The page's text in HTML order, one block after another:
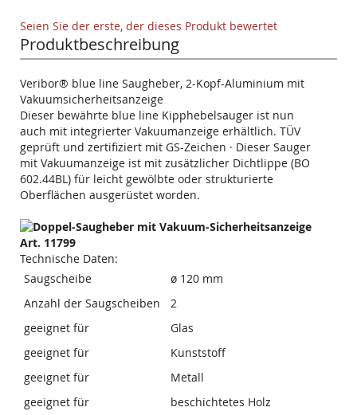
Seien Sie der erste, der dieses Produkt bewertet
Produktbeschreibung
Veribor® blue line Saugheber, 2-Kopf-Aluminium mit
Vakuumsicherheitsanzeige
Dieser bewährte blue line Kipphebelsauger ist nun
auch mit integrierter Vakuumanzeige erhältlich. TÜV
geprüft und zertifiziert mit GS-Zeichen · Dieser Sauger
mit Vakuumanzeige ist mit zusätzlicher Dichtlippe (BO
602.44BL) für leicht gewölbte oder strukturierte
Oberflächen ausgerüstet worden.
Technische Daten:
Saugscheibe
ø 120 mm
Anzahl der Saugscheiben
2
geeignet für
Glas
geeignet für
Kunststoff
geeignet für
Metall
geeignet für
beschichtetes Holz